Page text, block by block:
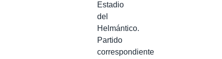
Estadio
del
Helmántico.
Partido
correspondiente